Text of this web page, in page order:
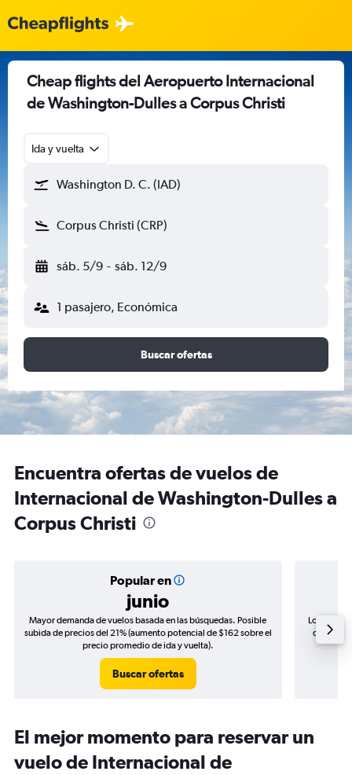
Cheap flights del Aeropuerto Internacional
de Washington-Dulles a Corpus Christi
Ida y vuelta
Washington D. C. (IAD)
Corpus Christi (CRP)
sáb. 5/9 - sáb. 12/9
1 pasajero, Económica
Buscar ofertas
Encuentra ofertas de vuelos de
Internacional de Washington-Dulles a
Corpus Christi
Popular en
junio
Mayor demanda de vuelos basada en las búsquedas. Posible
subida de precios del 21% (aumento potencial de $162 sobre el
precio promedio de ida y vuelta).
Buscar ofertas
Los
de
El mejor momento para reservar un
vuelo de Internacional de